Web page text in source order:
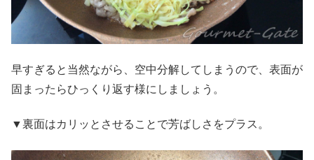
早すぎると当然ながら、空中分解してしまうので、表面が
固まったらひっくり返す様にしましょう。
▼裏面はカリッとさせることで芳ばしさをプラス。